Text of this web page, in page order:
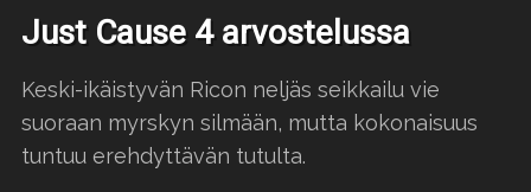
Just Cause 4 arvostelussa
Keski-ikäistyvän Ricon neljäs seikkailu vie
suoraan myrskyn silmään, mutta kokonaisuus
tuntuu erehdyttävän tutulta.